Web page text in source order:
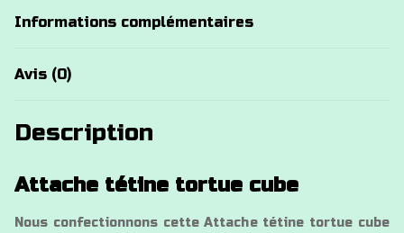
Informations complémentaires
Avis (0)
Description
Attache tétine tortue cube
Nous confectionnons cette Attache tétine tortue cube